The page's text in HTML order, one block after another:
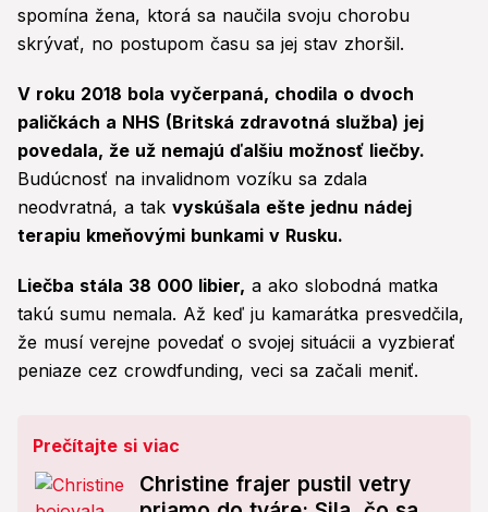
spomína žena, ktorá sa naučila svoju chorobu
skrývať, no postupom času sa jej stav zhoršil.
V roku 2018 bola vyčerpaná, chodila o dvoch
paličkách a NHS (Britská zdravotná služba) jej
povedala, že už nemajú ďalšiu možnosť liečby.
Budúcnosť na invalidnom vozíku sa zdala
neodvratná, a tak vyskúšala ešte jednu nádej
terapiu kmeňovými bunkami v Rusku.
Liečba stála 38 000 libier, a ako slobodná matka
takú sumu nemala. Až keď ju kamarátka presvedčila,
že musí verejne povedať o svojej situácii a vyzbierať
peniaze cez crowdfunding, veci sa začali meniť.
Prečítajte si viac
Christine frajer pustil vetry